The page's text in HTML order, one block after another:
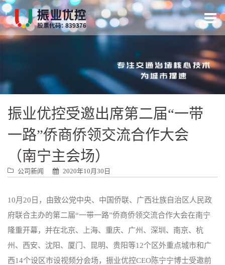
跳
转
到
内
振业优控受邀出席第二届“一带
一路”侨商侨领交流合作大会
（南宁主会场）
公司新闻 2020年10月30日
10月20日，由致公党中央、中国侨联、广西壮族自治区人民政
府联合主办的第二届“一带一路”侨商侨领交流合作大会在南宁
隆重开幕，并在北京、上海、重庆、广州、深圳、南京、杭
州、西安、沈阳、厦门、昆明、贵阳等12个区外重点城市和广
西14个设区市设视频分会场，振业优控CEO陈宁宁博士受邀前